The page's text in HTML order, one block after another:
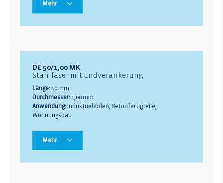
Mehr
DE 50/1,00 MK
Stahlfaser mit Endverankerung
Länge: 50 mm
Durchmesser:1,00 mm
Anwendung: Industrieboden, Betonfertigteile,
Wohnungsbau
Mehr